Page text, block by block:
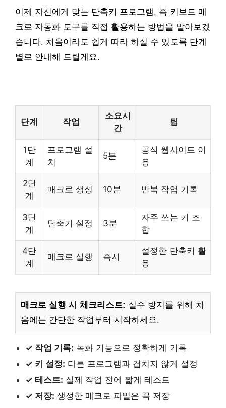
이제 자신에게 맞는 단축키 프로그램, 즉 키보드 매
크로 자동화 도구를 직접 활용하는 방법을 알아보겠
습니다. 처음이라도 쉽게 따라 하실 수 있도록 단계
별로 안내해 드릴게요.
단계 작업
소요시
간
팁
1단
계
프로그램 설
치
5분
공식 웹사이트 이
용
2단
계
매크로 생성 10분 반복 작업 기록
3단
계
단축키 설정 3분
자주 쓰는 키 조
합
4단
계
매크로 실행 즉시
설정한 단축키 활
용
매크로 실행 시 체크리스트: 실수 방지를 위해 처
음에는 간단한 작업부터 시작하세요.
✓ 작업 기록: 녹화 기능으로 정확하게 기록
✓ 키 설정: 다른 프로그램과 겹치지 않게 설정
✓ 테스트: 실제 작업 전에 짧게 테스트
✓ 저장: 생성한 매크로 파일은 꼭 저장